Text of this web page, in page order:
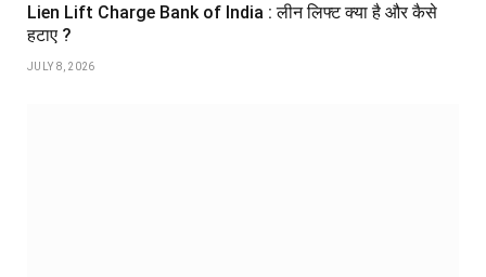
Lien Lift Charge Bank of India : लीन लिफ्ट क्या है और कैसे
हटाए ?
JULY 8, 2026